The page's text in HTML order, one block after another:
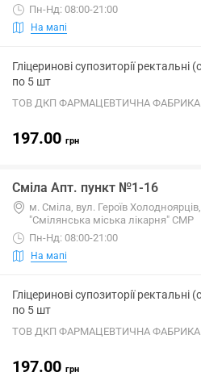
Пн-Нд: 08:00-21:00
На мапі
Гліцеринові супозиторії ректальні
по 5 шт
ТОВ ДКП ФАРМАЦЕВТИЧНА ФАБРИКА
197.00 грн
Сміла Апт. пункт №1-16
м. Сміла, вул. Героїв
"Смілянська міська лікарня" СМР
Пн-Нд: 08:00-21:00
На мапі
Гліцеринові супозиторії ректальні
по 5 шт
ТОВ ДКП ФАРМАЦЕВТИЧНА ФАБРИКА
197.00 грн